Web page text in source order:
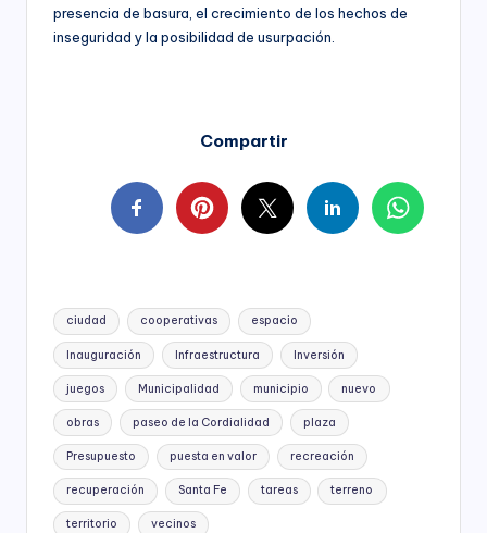
presencia de basura, el crecimiento de los hechos de
inseguridad y la posibilidad de usurpación.
Compartir
Tags:
ciudad cooperativas espacio
Inauguración Infraestructura Inversión
juegos Municipalidad municipio nuevo
obras paseo de la Cordialidad plaza
Presupuesto puesta en valor recreación
recuperación Santa Fe tareas terreno
territorio vecinos